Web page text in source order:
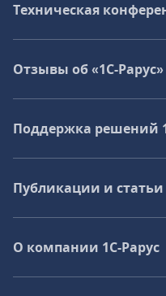
Техническая
Отзывы об «1С-Рарус»
Поддержка решений
Публикации и статьи
О компании 1C-Рарус